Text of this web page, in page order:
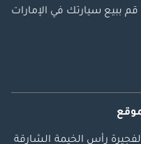
قم ببيع سيارتك في الإمارات
رأس الخيمة الشارقة